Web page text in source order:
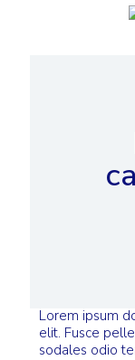
Lorem ipsum
elit. Fusce
sodales odio